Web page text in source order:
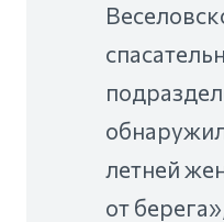
летней
от